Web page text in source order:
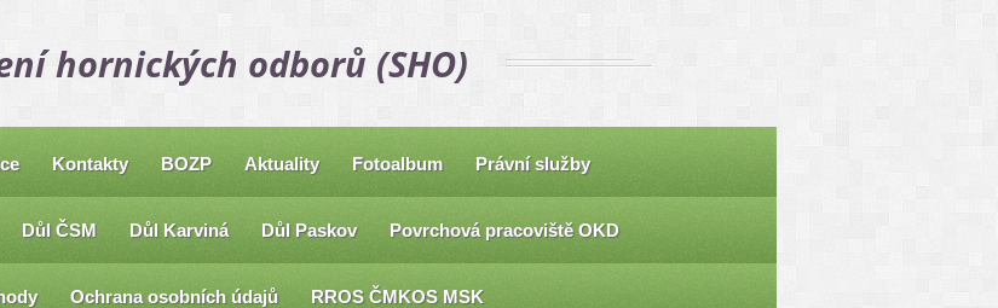
hornických odborů (SHO)
Kontakty BOZP Aktuality Fotoalbum Právní služby
Důl ČSM Důl Karviná Důl Paskov Povrchová pracoviště OKD
Ochrana osobních údajů RROS ČMKOS MSK